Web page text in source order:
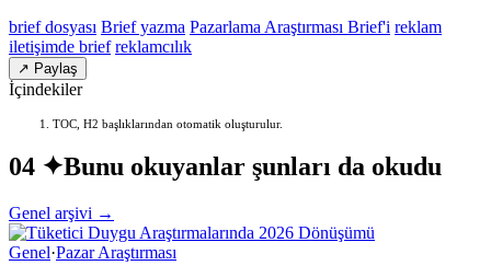
brief dosyası Brief yazma Pazarlama Araştırması Brief'i reklam
iletişimde brief reklamcılık
↗ Paylaş
İçindekiler
TOC, H2 başlıklarından otomatik oluşturulur.
04 ✦Bunu okuyanlar şunları da okudu
Genel arşivi →
Genel·Pazar Araştırması